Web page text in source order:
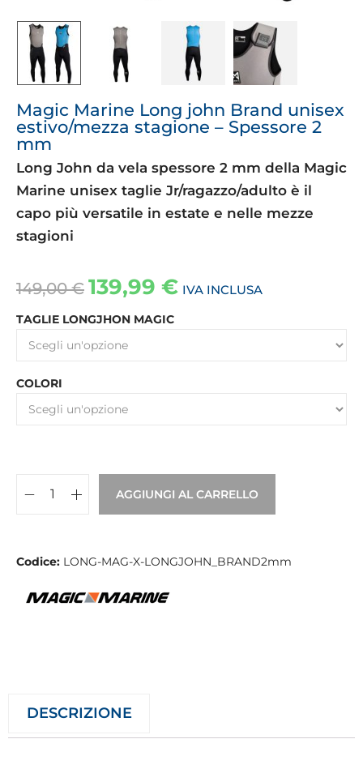
Magic Marine Long john Brand unisex
estivo/mezza stagione – Spessore 2
mm
Long John da vela spessore 2 mm della Magic
Marine unisex taglie Jr/ragazzo/adulto è il
capo più versatile in estate e nelle mezze
stagioni
149,00€ 139,99 € IVA INCLUSA
TAGLIE LONGJHON MAGIC
COLORI
AGGIUNGI AL CARRELLO
Codice: LONG-MAG-X-LONGJOHN_BRAND2mm
DESCRIZIONE